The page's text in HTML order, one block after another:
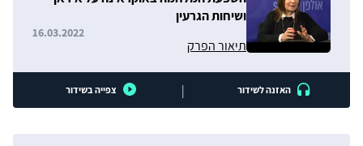
ושיחות הגרעין
תיאור הפרק
16.03.2022
האזנה לשידור | צפייה בשידור